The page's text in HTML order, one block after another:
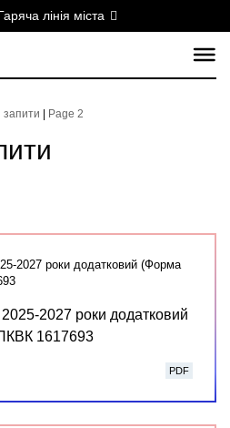
лінія міста
запити Page 2
2027 роки додатковий (Форма
2027 роки додатковий
1617693
PDF